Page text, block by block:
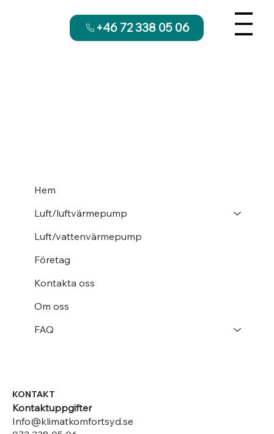
+46 72 338 05 06
Hem
Luft/luftvärmepump
Luft/vattenvärmepump
Företag
Kontakta oss
Om oss
FAQ
KONTAKT
Kontaktuppgifter
Info@klimatkomfortsyd.se